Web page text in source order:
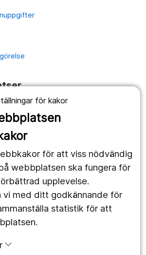
för kakor
för att viss nödvändig
webbplatsen ska fungera för
upplevelse.
vi med ditt godkännande för
statistik för att